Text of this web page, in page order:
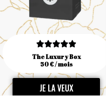

The Luxury Box
50 € / mois
JE LA VEUX